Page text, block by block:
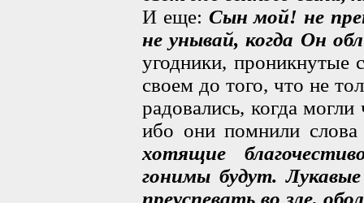
И еще: Сын мой! не
не унывай, когда Он
угодники, проникнутые
своем до того, что не
радовались, когда
ибо они помнили
хотящие
гонимы будут.
преуспевать во зле,